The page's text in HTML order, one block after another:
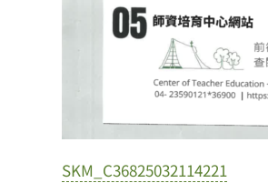
SKM_C36825032114221